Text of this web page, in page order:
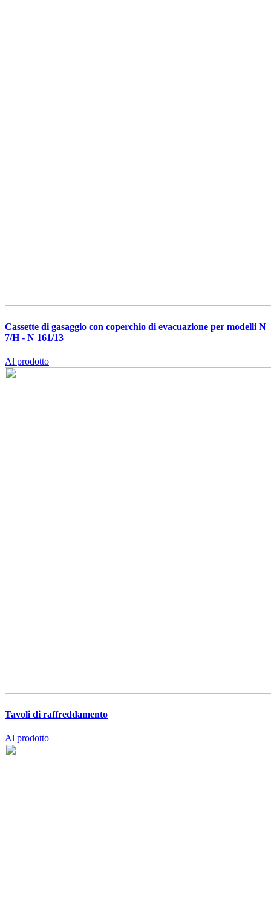
Cassette di gasaggio con coperchio di evacuazione per modelli N
7/H - N 161/13
Al prodotto
Tavoli di raffreddamento
Al prodotto